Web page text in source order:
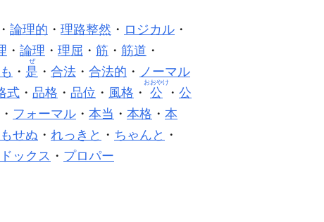
・ 論理的 ・ 理路整然 ・ ロジカル ・
・ 論理 ・ 理屈 ・ 筋 ・ 筋道 ・
・ 是
ぜ
・ 合法 ・ 合法的 ・ ノーマル
式 ・ 品格 ・ 品位 ・ 風格 ・ 公
おおやけ
・ 公
・ フォーマル ・ 本当 ・ 本格 ・ 本
せぬ ・ れっきと ・ ちゃんと ・
ックス ・ プロパー